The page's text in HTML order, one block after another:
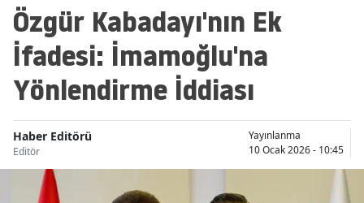
Özgür Kabadayı'nın Ek
İfadesi: İmamoğlu'na
Yönlendirme İddiası
Haber Editörü
Editör
Yayınlanma
10 Ocak 2026 - 10:45